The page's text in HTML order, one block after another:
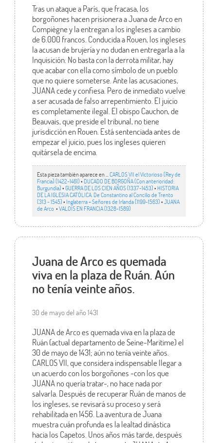
Tras un ataque a París, que fracasa, los
borgoñones hacen prisionera a Juana de Arco en
Compiègne y la entregan a los ingleses a cambio
de 6.000 francos. Conducida a Rouen, los ingleses
la acusan de brujería y no dudan en entregarla a la
Inquisición. No basta con la derrota militar, hay
que acabar con ella como símbolo de un pueblo
que no quiere someterse. Ante las acusaciones,
JUANA cede y confiesa. Pero de inmediato vuelve
a ser acusada de falso arrepentimiento. El juicio
es completamente ilegal. El obispo Cauchon, de
Beauvais, que preside el tribunal, no tiene
jurisdicción en Rouen. Está sentenciada antes de
empezar el juicio, pues los ingleses quieren
quitársela de encima.
Esta pieza también aparece en ... CARLOS VII el Victorioso (Rey de
Francia) (1422-1461)•DUCADO DE BORGOÑA (Con anterioridad:
Burgundia)•GUERRA DE LOS CIEN AÑOS (1337-1453)• HISTORIA
DE LA IGLESIA CATÓLICA. De Constantino al Concilio de Trento
(313 - 1545)• Inglaterra + Señores de Irlanda (1199-1563)•JUANA
de Arco •VALOIS EN FRANCIA (1328-1589)
Juana de Arco es quemada
viva en la plaza de Ruán. Aún
no tenía veinte años.
30 de mayo del año 1431
JUANA de Arco es quemada viva en la plaza de
Ruán (actual departamento de Seine-Maritime) el
30 de mayo de 1431; aún no tenía veinte años.
CARLOS VII, que considera indispensable llegar a
un acuerdo con los borgoñones -con los que
JUANA no quería tratar-, no hace nada por
salvarla. Después de recuperar Ruán de manos de
los ingleses, se revisará su proceso y será
rehabilitada en 1456. La aventura de Juana
muestra cuán profunda es la lealtad dinástica
hacia los Capetos. Unos años más tarde, después